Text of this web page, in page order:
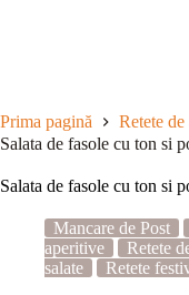
Prima pagină Retete
Salata de fasole cu ton si
Salata de fasole cu ton si
Mancare de Post
aperitive
Retete
salate
Retete